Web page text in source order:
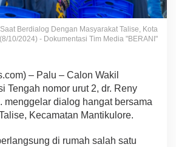
Berdialog Dengan Masyarakat Talise, Kota
10/2024) - Dokumentasi Tim Media "BERANI"
– Palu – Calon Wakil
Tengah nomor urut 2, dr. Reny
menggelar dialog hangat bersama
Kecamatan Mantikulore.
di rumah salah satu